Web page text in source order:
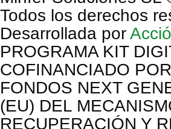
Todos los derechos
Desarrollada por
PROGRAMA KIT
COFINANCIADO
FONDOS NEXT
(EU) DEL
RECUPERACIÓN Y